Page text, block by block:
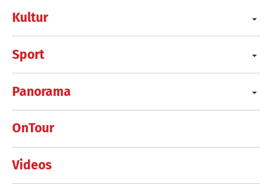
Kultur
Sport
Panorama
OnTour
Videos